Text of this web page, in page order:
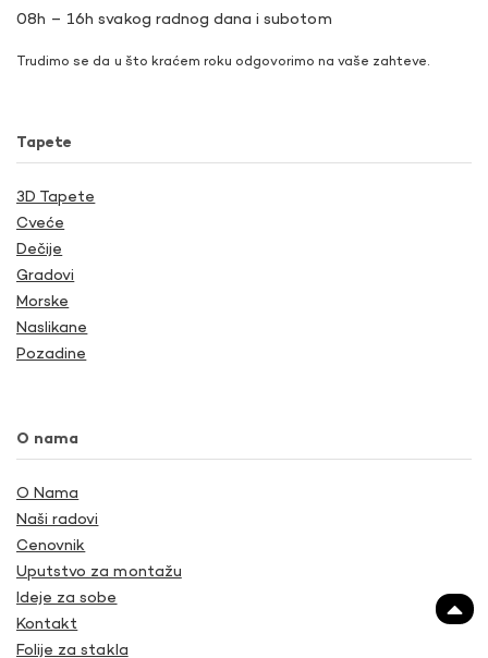
08h – 16h svakog radnog dana i subotom
Trudimo se da u što kraćem roku odgovorimo na vaše zahteve.
Tapete
3D Tapete
Cveće
Dečije
Gradovi
Morske
Naslikane
Pozadine
O nama
O Nama
Naši radovi
Cenovnik
Uputstvo za montažu
Ideje za sobe
Kontakt
Folije za stakla